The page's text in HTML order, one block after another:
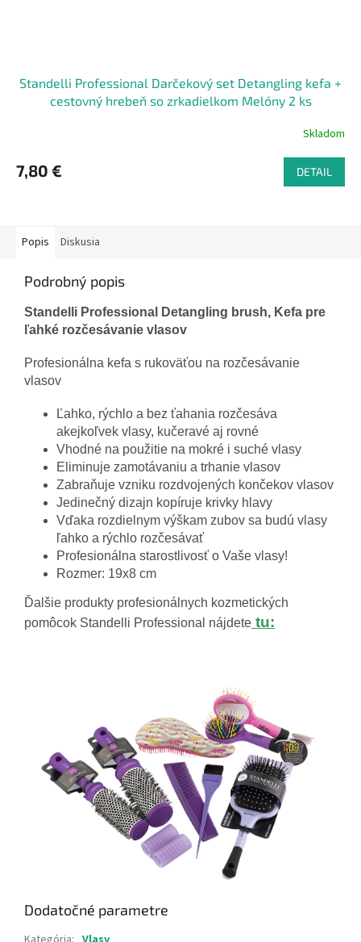
Standelli Professional Darčekový set Detangling kefa +
cestovný hrebeň so zrkadielkom Melóny 2 ks
Skladom
7,80 € DETAIL
Popis Diskusia
Podrobný popis
Standelli Professional Detangling brush, Kefa pre
ľahké rozčesávanie vlasov
Profesionálna kefa s rukoväťou na rozčesávanie
vlasov
Ľahko, rýchlo a bez ťahania rozčesáva
akejkoľvek vlasy, kučeravé aj rovné
Vhodné na použitie na mokré i suché vlasy
Eliminuje zamotávaniu a trhanie vlasov
Zabraňuje vzniku rozdvojených končekov vlasov
Jedinečný dizajn kopíruje krivky hlavy
Vďaka rozdielnym výškam zubov sa budú vlasy
ľahko a rýchlo rozčesávať
Profesionálna starostlivosť o Vaše vlasy!
Rozmer: 19x8 cm
Ďalšie produkty profesionálnych kozmetických
pomôcok Standelli Professional nájdete tu:
Dodatočné parametre